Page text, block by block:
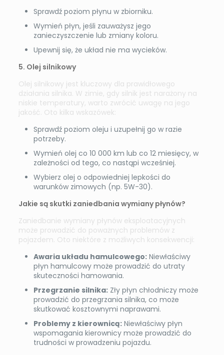
Sprawdź poziom płynu w zbiorniku.
Wymień płyn, jeśli zauważysz jego
zanieczyszczenie lub zmiany koloru.
Upewnij się, że układ nie ma wycieków.
5. Olej silnikowy
Olej silnikowy jest kluczowy dla prawidłowego
działania silnika. W zimie, gdy silnik jest narażony na
niskie temperatury, warto zwrócić uwagę na jego
jakość. Oto kilka wskazówek:
Sprawdź poziom oleju i uzupełnij go w razie
potrzeby.
Wymień olej co 10 000 km lub co 12 miesięcy, w
zależności od tego, co nastąpi wcześniej.
Wybierz olej o odpowiedniej lepkości do
warunków zimowych (np. 5W-30).
Jakie są skutki zaniedbania wymiany płynów?
Zaniedbanie wymiany płynów eksploatacyjnych
może prowadzić do poważnych problemów z
pojazdem. Oto niektóre z możliwych konsekwencji:
Awaria układu hamulcowego:Niewłaściwy
płyn hamulcowy może prowadzić do utraty
skuteczności hamowania.
Przegrzanie silnika:Zły płyn chłodniczy może
prowadzić do przegrzania silnika, co może
skutkować kosztownymi naprawami.
Problemy z kierownicą:Niewłaściwy płyn
wspomagania kierownicy może prowadzić do
trudności w prowadzeniu pojazdu.